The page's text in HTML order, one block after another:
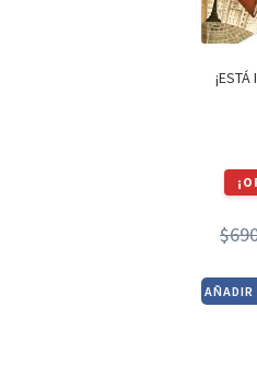
¡ESTÁ
$
AÑADIR